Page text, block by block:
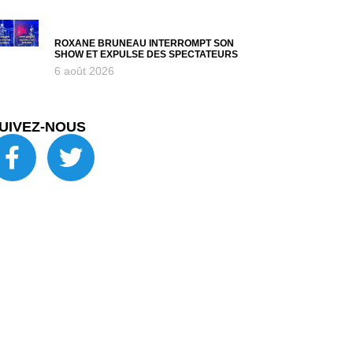
ROXANE BRUNEAU INTERROMPT SON
SHOW ET EXPULSE DES SPECTATEURS
6 août 2026
NOUS